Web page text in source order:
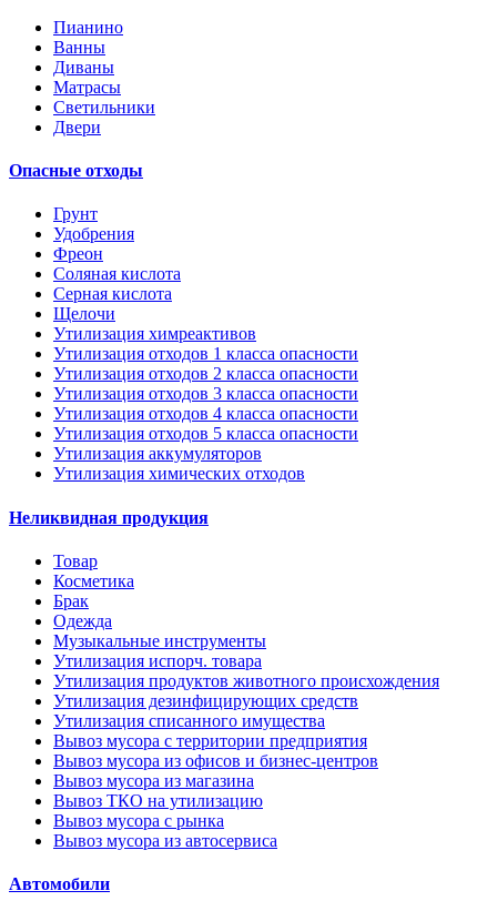
Пианино
Ванны
Диваны
Матрасы
Светильники
Двери
Опасные отходы
Грунт
Удобрения
Фреон
Соляная кислота
Серная кислота
Щелочи
Утилизация химреактивов
Утилизация отходов 1 класса опасности
Утилизация отходов 2 класса опасности
Утилизация отходов 3 класса опасности
Утилизация отходов 4 класса опасности
Утилизация отходов 5 класса опасности
Утилизация аккумуляторов
Утилизация химических отходов
Неликвидная продукция
Товар
Косметика
Брак
Одежда
Музыкальные инструменты
Утилизация испорч. товара
Утилизация продуктов животного происхождения
Утилизация дезинфицирующих средств
Утилизация списанного имущества
Вывоз мусора с территории предприятия
Вывоз мусора из офисов и бизнес-центров
Вывоз мусора из магазина
Вывоз ТКО на утилизацию
Вывоз мусора с рынка
Вывоз мусора из автосервиса
Автомобили